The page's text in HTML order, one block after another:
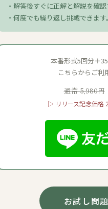
・解答後すぐに正解と解説を確認
・何度でも繰り返し挑戦できます。
本番形式5回分＋
こちらからご利
通常 5,980円
▷ リリース記念価格
お試し問